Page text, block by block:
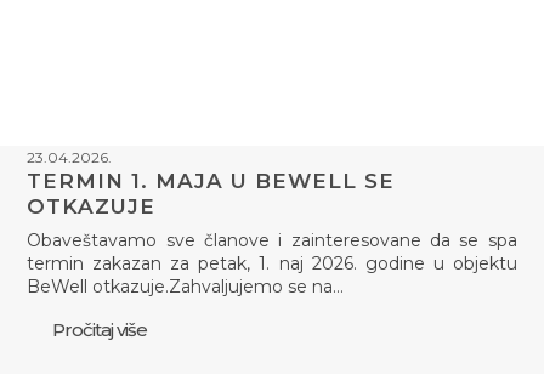
23.04.2026.
TERMIN 1. MAJA U BEWELL SE
OTKAZUJE
Obaveštavamo sve članove i zainteresovane da se spa
termin zakazan za petak, 1. naj 2026. godine u objektu
BeWell otkazuje.Zahvaljujemo se na…
Pročitaj više